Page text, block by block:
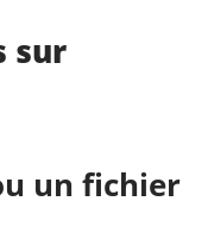
sur
un fichier